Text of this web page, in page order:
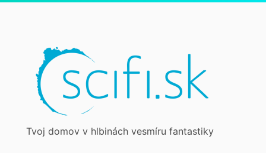
Tvoj domov v hlbinách vesmíru fantastiky